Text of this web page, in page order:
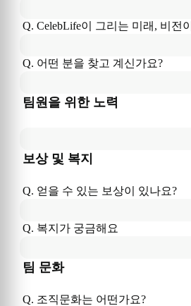
Q. CelebLife이 그리는 미래, 비전
Q. 어떤 분을 찾고 계신가요?
팀원을 위한 노력
보상 및 복지
Q. 얻을 수 있는 보상이 있나요?
Q. 복지가 궁금해요
팀 문화
Q. 조직문화는 어떤가요?